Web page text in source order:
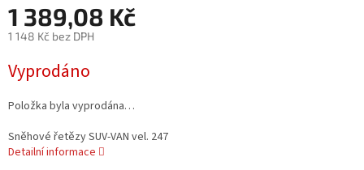
1 389,08 Kč
1 148 Kč bez DPH
cena:
Vyprodáno
Položka byla vyprodána…
Sněhové řetězy SUV-VAN vel. 247
Detailní informace